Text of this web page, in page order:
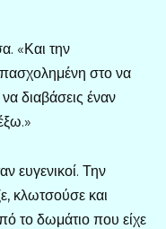
«Και την
στο να
διαβάσεις έναν
ευγενικοί. Την
κλωτσούσε και
το δωμάτιο που είχε